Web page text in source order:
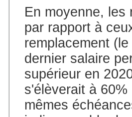
En moyenne, les
par rapport à
remplacement
dernier salaire
supérieur en
s'élèverait à
mêmes